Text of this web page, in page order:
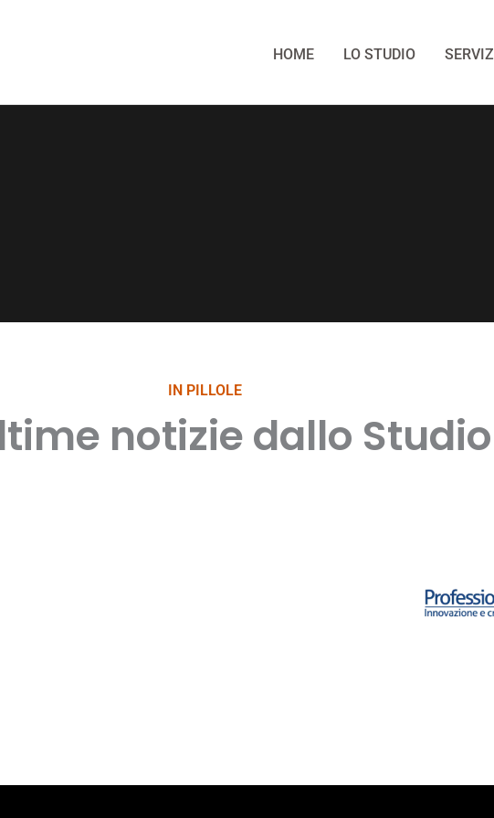
HOME LO STUDIO SERVIZI
IN PILLOLE
notizie dallo Studio